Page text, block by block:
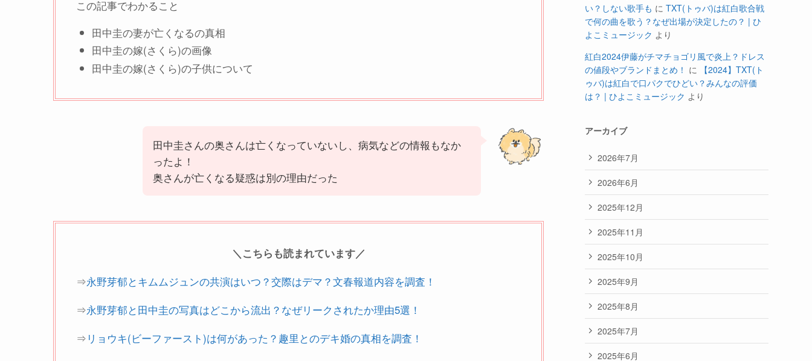
この記事でわかること
田中圭の妻が亡くなるの真相
田中圭の嫁(さくら)の画像
田中圭の嫁(さくら)の子供について
田中圭さんの奥さんは亡くなっていないし、病気などの情報もなか
ったよ！
奥さんが亡くなる疑惑は別の理由だった
＼こちらも読まれています／
⇒永野芽郁とキムムジュンの共演はいつ？交際はデマ？文春報道内容を調査！
⇒永野芽郁と田中圭の写真はどこから流出？なぜリークされたか理由5選！
⇒ リョウキ(ビーファースト)は何があった？趣里とのデキ婚の真相を調査！
い？しない歌手も に TXT(トゥバ)は紅白歌合戦
で何の曲を歌う？なぜ出場が決定したの？ | ひ
よこミュージック より
紅白2024伊藤がチマチョゴリ風で炎上？ドレス
の値段やブランドまとめ！ に
【2024】TXT(ト
ゥバ)は紅白で口パクでひどい？みんなの評価
は？ | ひよこミュージック より
アーカイブ
2026年7月
2026年6月
2025年12月
2025年11月
2025年10月
2025年9月
2025年8月
2025年7月
2025年6月